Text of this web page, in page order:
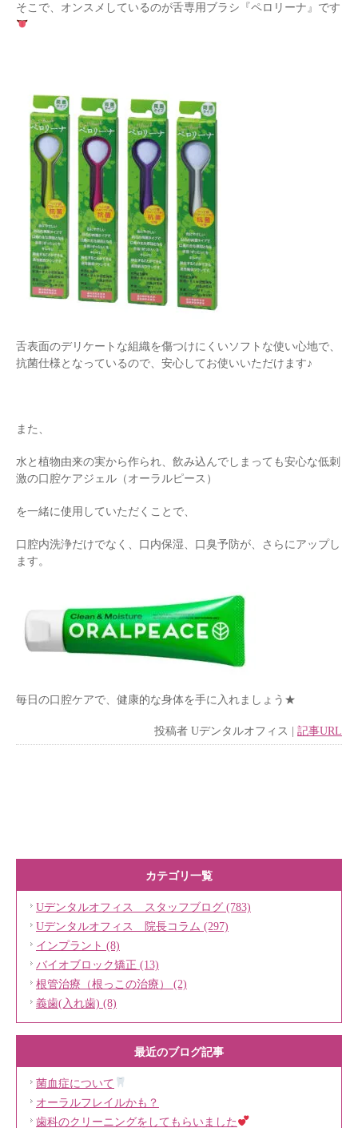
そこで、オンスメしているのが舌専用ブラシ『ペロリーナ』です
舌表面のデリケートな組織を傷つけにくいソフトな使い心地で、
抗菌仕様となっているので、安心してお使いいただけます♪
また、
水と植物由来の実から作られ、飲み込んでしまっても安心な低刺
激の口腔ケアジェル（オーラルピース）
を一緒に使用していただくことで、
口腔内洗浄だけでなく、口内保湿、口臭予防が、さらにアップし
ます。
毎日の口腔ケアで、健康的な身体を手に入れましょう★
投稿者 Uデンタルオフィス | 記事URL
カテゴリ一覧
Uデンタルオフィス スタッフブログ (783)
Uデンタルオフィス 院長コラム (297)
インプラント (8)
バイオブロック矯正 (13)
根管治療（根っこの治療） (2)
義歯(入れ歯) (8)
最近のブログ記事
菌血症について
オーラルフレイルかも？
歯科のクリーニングをしてもらいました